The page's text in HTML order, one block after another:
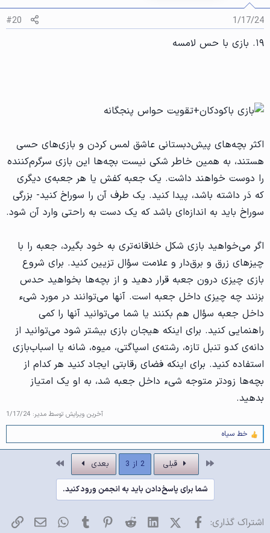
د
ه
ا
:
1/17/24
#20
۱۹. بازی با حس لامسه
اکثر بچه‌های پیش‌دبستانی عاشق لمس کردن و بازی‌های حسی
هستند، به همین خاطر شکی نیست بچه‌ها این بازی سرگرم‌کننده
را دوست خواهند داشت. یک جعبه کفش یا هر جعبه‌ی دیگری
که دَر داشته باشد، پیدا کنید. یک طرف آن را سوراخ کنید- بزرگی
سوراخ باید به اندازه‌ای باشد که یک دست به راحتی وارد آن شود.
اگر می‌خواهید بازی شکل خلاقانه‌تری به خود بگیرد، جعبه را با
چیزهای زرق و برق‌دار و علامت سؤال تزیین کنید. برای شروع
بازی چیزی درون جعبه قرار دهید و از بچه‌ها بخواهید حدس
بزنند چه چیزی داخل جعبه است. آنها می‌توانند در مورد شیء
داخل جعبه سؤال هم بکنند یا شما می‌توانید آنها را کمی
راهنمایی کنید. برای اینکه هیجان بازی بیشتر شود می‌توانید از
دانه‌ی کدو تنبل تازه، رشته‌ی اسپاگتی، میوه، شانه یا اسباب‌بازی
استفاده کنید. برای اینکه فضای رقابتی ایجاد کنید هر کدام از
بچه‌ها زودتر متوجه شیء داخل جعبه شد، به او یک امتیاز
بدهید. ‌
آخرین ویرایش توسط مدیر: 1/17/24
و
ا
پ
خط سیاه
قبلی 2 از 3 بعدی
شما برای پاسخ‌دادن باید به انجمن ورود کنید.
اشتراک گذاری: فیسبوکX (Twitter)
LinkedIn
Reddit
Pinterest
Tumblr
WhatsApp
ایمیل